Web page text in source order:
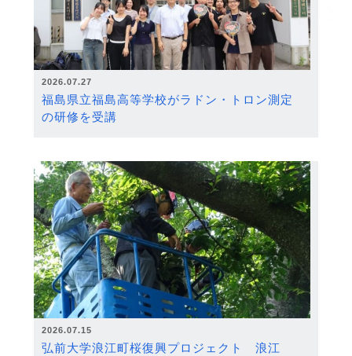
2026.07.27
福島県立福島高等学校がラドン・トロン測定
の研修を受講
2026.07.15
弘前大学浪江町桜復興プロジェクト 浪江